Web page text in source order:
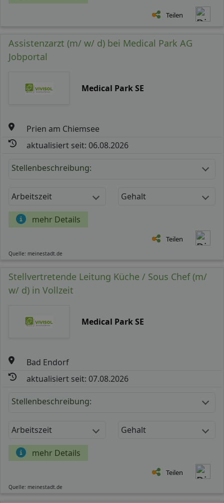
Teilen
Assistenzarzt (m/ w/ d) bei Medical Park AG
Jobportal
Medical Park SE
Prien am Chiemsee
aktualisiert seit: 06.08.2026
Stellenbeschreibung:
Arbeitszeit Gehalt
mehr Details
Teilen
Quelle: meinestadt.de
Stellvertretende Leitung Küche / Sous Chef (m/
w/ d) in Vollzeit
Medical Park SE
Bad Endorf
aktualisiert seit: 07.08.2026
Stellenbeschreibung:
Arbeitszeit Gehalt
mehr Details
Teilen
Quelle: meinestadt.de